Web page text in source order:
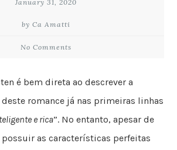
January 31, 2020
by Ca Amatti
No Comments
é bem direta ao descrever a
deste romance já nas primeiras linhas
e rica”. No entanto, apesar de
possuir as características perfeitas